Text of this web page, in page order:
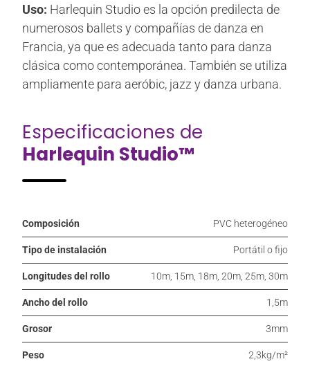
Uso: Harlequin Studio es la opción predilecta de
numerosos ballets y compañías de danza en
Francia, ya que es adecuada tanto para danza
clásica como contemporánea. También se utiliza
ampliamente para aeróbic, jazz y danza urbana.
Especificaciones de
Harlequin Studio™
Composición PVC heterogéneo
Tipo de instalación Portátil o fijo
Longitudes del rollo 10m, 15m, 18m, 20m, 25m, 30m
Ancho del rollo 1,5m
Grosor 3mm
Peso 2,3kg/m²